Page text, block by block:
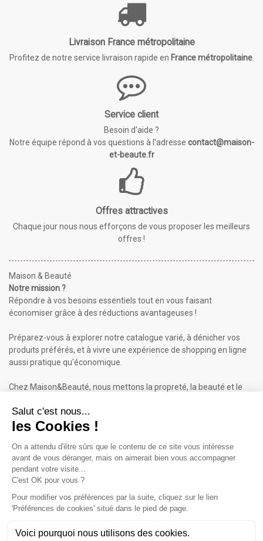
Livraison France métropolitaine
Profitez de notre service livraison rapide en France métropolitaine.
Service client
Besoin d'aide ?
Notre équipe répond à vos questions à l'adresse contact@maison-
et-beaute.fr
Offres attractives
Chaque jour nous nous efforçons de vous proposer les meilleurs
offres !
Maison & Beauté
Notre mission ?
Répondre à vos besoins essentiels tout en vous faisant
économiser grâce à des réductions avantageuses !
Préparez-vous à explorer notre catalogue varié, à dénicher vos
produits préférés, et à vivre une expérience de shopping en ligne
aussi pratique qu'économique.
Chez Maison&Beauté, nous mettons la propreté, la beauté et le
Maison & Beauté : Informations
À propos de nous
Conditions générales de vente (CGV)
Plan du site
Contactez-nous
Inscrivez-vous à notre Newsletter